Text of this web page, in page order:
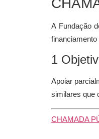
A Fundação
1
Apoiar
similares que
CHAMADA